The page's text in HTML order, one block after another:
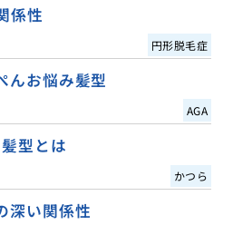
係性
円形脱毛症
んお悩み髪型
AGA
型とは
かつら
深い関係性